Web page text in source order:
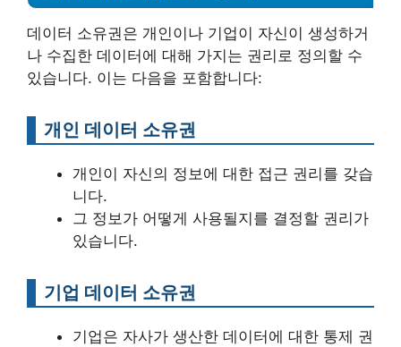
데이터 소유권은 개인이나 기업이 자신이 생성하거
나 수집한 데이터에 대해 가지는 권리로 정의할 수
있습니다. 이는 다음을 포함합니다:
개인 데이터 소유권
개인이 자신의 정보에 대한 접근 권리를 갖습
니다.
그 정보가 어떻게 사용될지를 결정할 권리가
있습니다.
기업 데이터 소유권
기업은 자사가 생산한 데이터에 대한 통제 권